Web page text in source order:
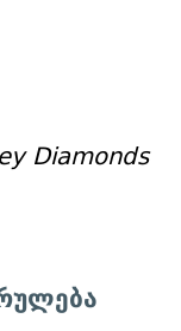
Diamonds